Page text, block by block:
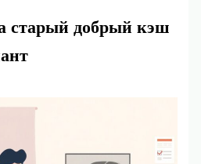
старый добрый кэш